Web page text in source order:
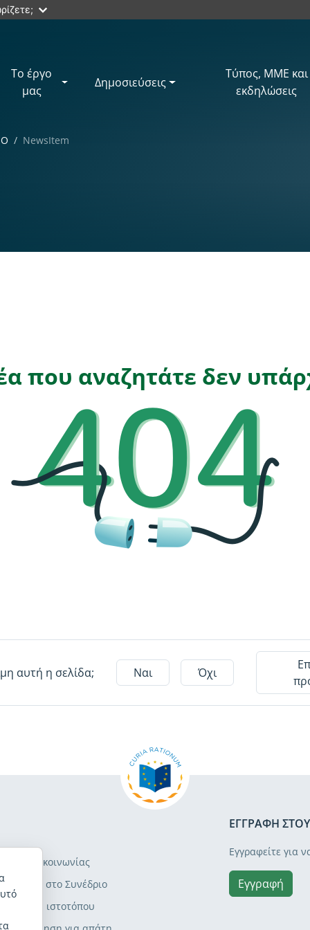
Το έργο
μας
Δημοσιεύσεις
Τύπος, ΜΜΕ και
εκδηλώσεις
NewsItem
που αναζητάτε δεν
αυτή η σελίδα; Ναι Όχι
επικοινωνίας
στο Συνέδριο
του ιστοτόπου
ΕΓΓΡΑΦΉ
Εγγραφείτε για
Εγγραφή